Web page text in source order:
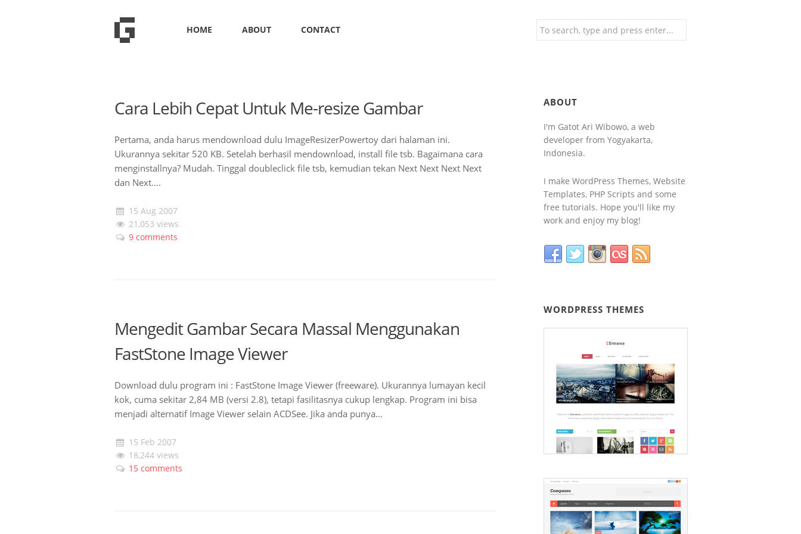
HOME ABOUT CONTACT
Cara Lebih Cepat Untuk Me-resize Gambar
Pertama, anda harus mendownload dulu ImageResizerPowertoy dari halaman ini.
Ukurannya sekitar 520 KB. Setelah berhasil mendownload, install file tsb. Bagaimana cara
menginstallnya? Mudah. Tinggal doubleclick file tsb, kemudian tekan Next Next Next Next
dan Next….
15 Aug 2007
21,053 views
9 comments
Mengedit Gambar Secara Massal Menggunakan
FastStone Image Viewer
Download dulu program ini : FastStone Image Viewer (freeware). Ukurannya lumayan kecil
kok, cuma sekitar 2,84 MB (versi 2.8), tetapi fasilitasnya cukup lengkap. Program ini bisa
menjadi alternatif Image Viewer selain ACDSee. Jika anda punya…
15 Feb 2007
18,244 views
15 comments
ABOUT
I'm Gatot Ari Wibowo, a web
developer from Yogyakarta,
Indonesia.
I make WordPress Themes, Website
Templates, PHP Scripts and some
free tutorials. Hope you'll like my
work and enjoy my blog!
WORDPRESS THEMES